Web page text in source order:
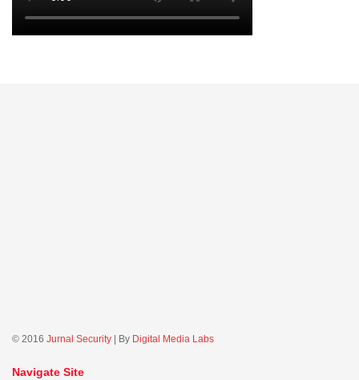
© 2016 Jurnal Security | By Digital Media Labs
Navigate Site